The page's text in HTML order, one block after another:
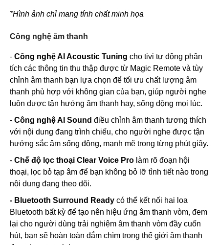
*Hình ảnh chỉ mang tính chất minh họa
Công nghệ âm thanh
- Công nghệ AI Acoustic Tuning cho tivi tự động phân
tích các thông tin thu thập được từ Magic Remote và tùy
chỉnh âm thanh bạn lựa chọn để tối ưu chất lượng âm
thanh phù hợp với không gian của bạn, giúp người nghe
luôn được tận hưởng âm thanh hay, sống động mọi lúc.
- Công nghệ AI Sound điều chỉnh âm thanh tương thích
với nội dung đang trình chiếu, cho người nghe được tận
hưởng sắc âm sống động, mạnh mẽ trong từng phút giây.
- Chế độ lọc thoại Clear Voice Pro làm rõ đoạn hội
thoại, lọc bỏ tạp âm để bạn không bỏ lỡ tình tiết nào trong
nội dung đang theo dõi.
- Bluetooth Surround Ready có thể kết nối hai loa
Bluetooth bất kỳ để tạo nên hiệu ứng âm thanh vòm, đem
lại cho người dùng trải nghiệm âm thanh vòm đầy cuốn
hút, bạn sẽ hoàn toàn đắm chìm trong thế giới âm thanh